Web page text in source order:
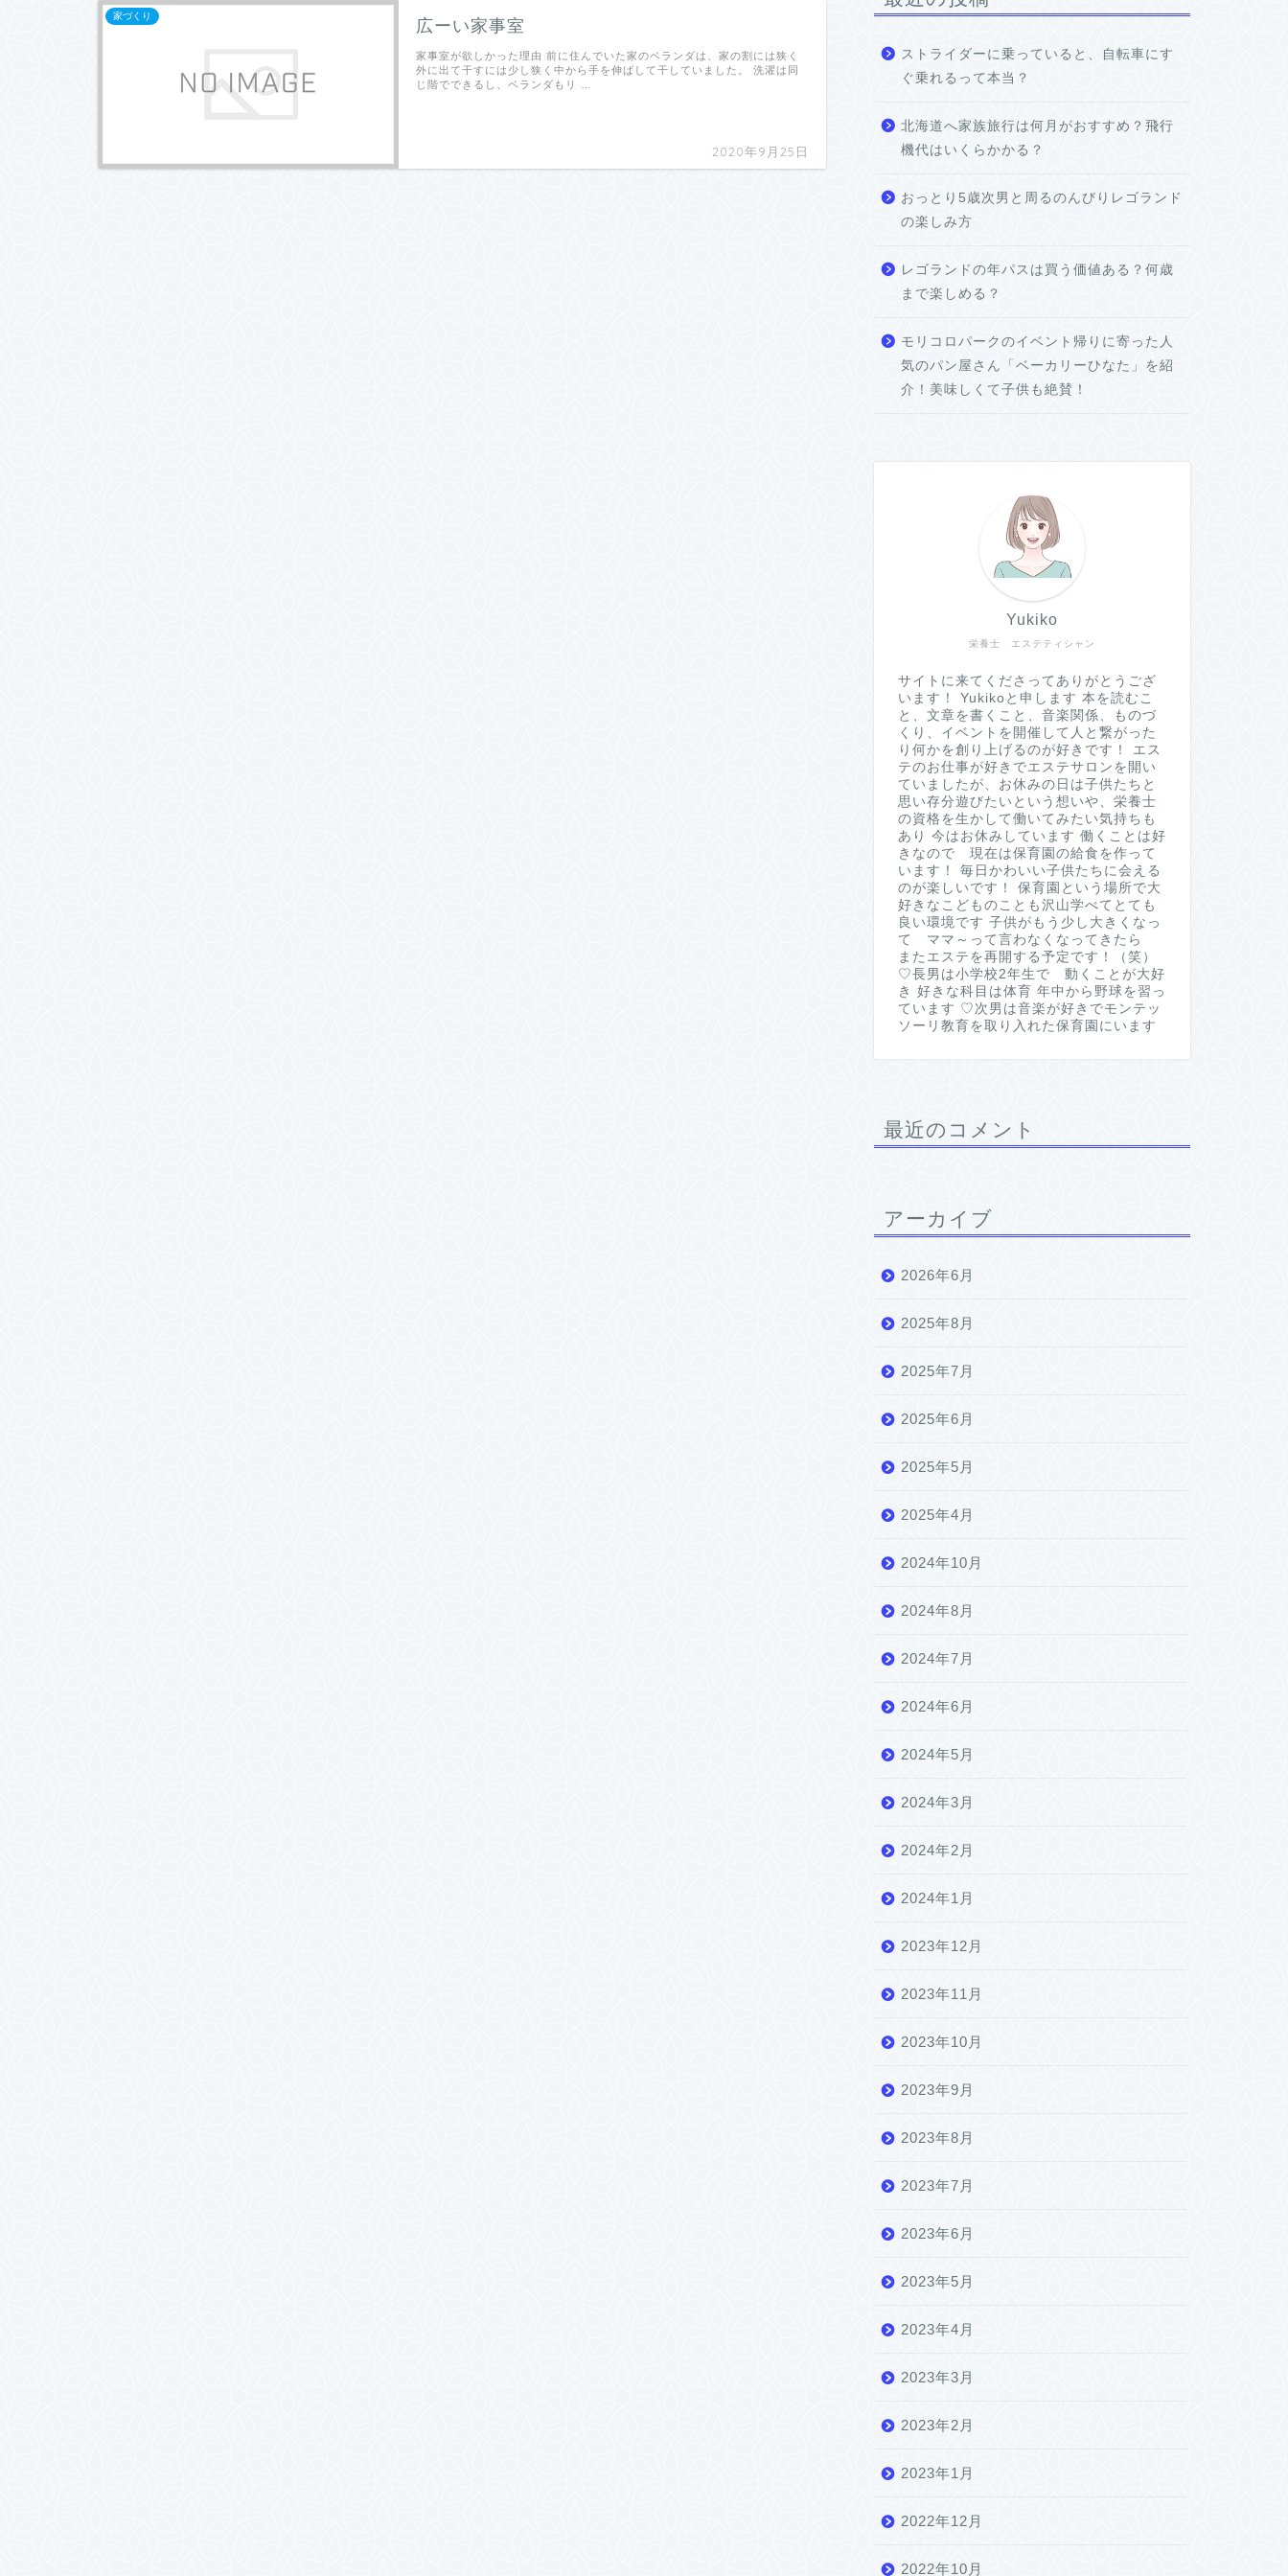
家づくり
広ーい家事室
2020年9月25日
家事室が欲しかった理由 前に住んでいた家のベランダは、家の割には狭く
外に出て干すには少し狭く中から手を伸ばして干していました。 洗濯は同
じ階でできるし、ベランダもリ …
ストライダーに乗っていると、自転車にす
ぐ乗れるって本当？
北海道へ家族旅行は何月がおすすめ？飛行
機代はいくらかかる？
おっとり5歳次男と周るのんびりレゴランド
の楽しみ方
レゴランドの年パスは買う価値ある？何歳
まで楽しめる？
モリコロパークのイベント帰りに寄った人
気のパン屋さん「ベーカリーひなた」を紹
介！美味しくて子供も絶賛！
栄養士 エステティシャン
Yukiko
サイトに来てくださってありがとうござ
います！ Yukikoと申します 本を読むこ
と、文章を書くこと、音楽関係、ものづ
くり、イベントを開催して人と繋がった
り何かを創り上げるのが好きです！ エス
テのお仕事が好きでエステサロンを開い
ていましたが、お休みの日は子供たちと
思い存分遊びたいという想いや、栄養士
の資格を生かして働いてみたい気持ちも
あり 今はお休みしています 働くことは好
きなので 現在は保育園の給食を作って
います！ 毎日かわいい子供たちに会える
のが楽しいです！ 保育園という場所で大
好きなこどものことも沢山学べてとても
良い環境です 子供がもう少し大きくなっ
て ママ～って言わなくなってきたら
またエステを再開する予定です！（笑）
♡長男は小学校2年生で 動くことが大好
き 好きな科目は体育 年中から野球を習っ
ています ♡次男は音楽が好きでモンテッ
ソーリ教育を取り入れた保育園にいます
最近のコメント
アーカイブ
2026年6月
2025年8月
2025年7月
2025年6月
2025年5月
2025年4月
2024年10月
2024年8月
2024年7月
2024年6月
2024年5月
2024年3月
2024年2月
2024年1月
2023年12月
2023年11月
2023年10月
2023年9月
2023年8月
2023年7月
2023年6月
2023年5月
2023年4月
2023年3月
2023年2月
2023年1月
2022年12月
2022年10月